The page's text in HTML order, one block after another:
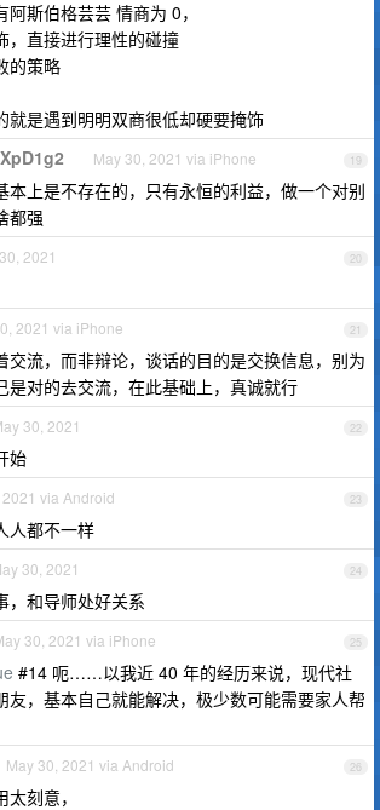
斯伯格芸芸 情商为 0，
，直接进行理性的碰撞
的策略
就是遇到明明双商很低却硬要掩饰
19
May 30, 2021 via iPhone
本上是不存在的，只有永恒的利益，做一个对别
都强
20
2021
21
2021 via iPhone
交流，而非辩论，谈话的目的是交换信息，别为
是对的去交流，在此基础上，真诚就行
22
30, 2021
始
23
via Android
人都不一样
24
30, 2021
，和导师处好关系
25
30, 2021 via iPhone
#14 呃……以我近 40 年的经历来说，现代社
友，基本自己就能解决，极少数可能需要家人帮
26
May 30, 2021 via Android
刻意，